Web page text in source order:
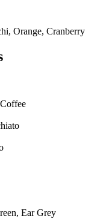
Orange, Cranberry
Ear Grey